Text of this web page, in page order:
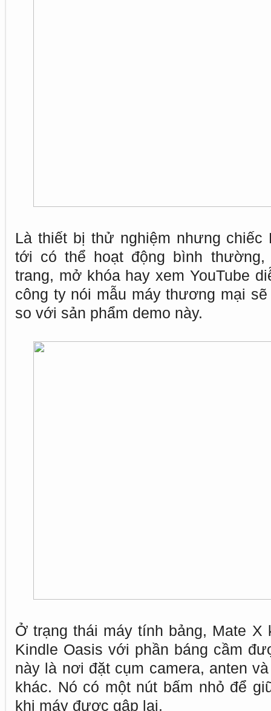
Là thiết bị thử nghiệm nhưng chiếc
tới có thể hoạt động bình
trang, mở khóa hay xem YouTube
công ty nói mẫu máy thương mại
so với sản phẩm demo này.
Ở trạng thái máy tính bảng, Mate X
Kindle Oasis với phần báng cầm
này là nơi đặt cụm camera, anten
khác. Nó có một nút bấm nhỏ để
khi máy được gập lại.